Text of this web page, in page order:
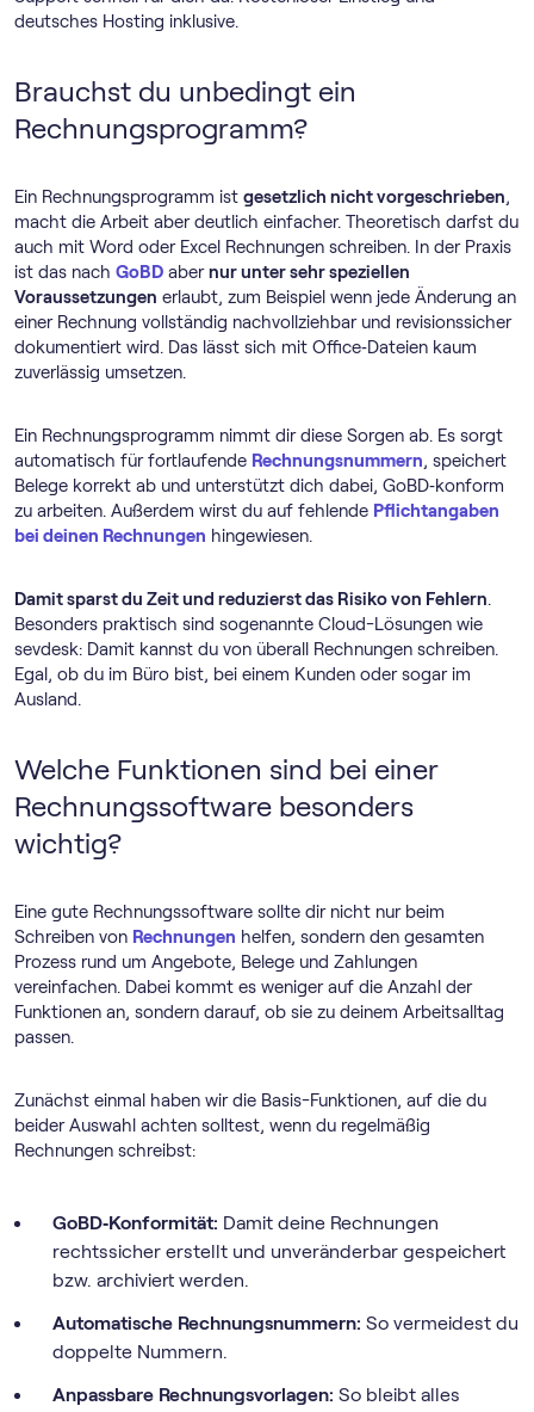
deutsches Hosting inklusive.
Brauchst du unbedingt ein
Rechnungs­programm?
Ein Rechnungs­programm ist gesetzlich nicht vorgeschrieben,
macht die Arbeit aber deutlich einfacher. Theoretisch darfst du
auch mit Word oder Excel Rechnungen schreiben. In der Praxis
ist das nach GoBD abernur unter sehr speziellen
Voraussetzungen erlaubt, zum Beispiel wenn jede Änderung an
einer Rechnung vollständig nachvollziehbar und revisionssicher
dokumentiert wird. Das lässt sich mit Office‑Dateien kaum
zuverlässig umsetzen.
Ein Rechnungs­programm nimmt dir diese Sorgen ab. Es sorgt
automatisch für fortlaufende Rechnungsnummern, speichert
Belege korrekt ab und unterstützt dich dabei, GoBD‑konform
zu arbeiten. Außerdem wirst du auf fehlende Pflichtangaben
bei deinen Rechnungen hingewiesen.
Damit sparst du Zeit und reduzierst das Risiko von Fehlern.
Besonders praktisch sind sogenannte Cloud-Lösungen wie
sevdesk: Damit kannst du von überall Rechnungen schreiben.
Egal, ob du im Büro bist, bei einem Kunden oder sogar im
Ausland.
Welche Funktionen sind bei einer
Rechnungssoftware besonders
wichtig?
Eine gute Rechnungssoftware sollte dir nicht nur beim
Schreiben von Rechnungen helfen, sondern den gesamten
Prozess rund um Angebote, Belege und Zahlungen
vereinfachen. Dabei kommt es weniger auf die Anzahl der
Funktionen an, sondern darauf, ob sie zu deinem Arbeitsalltag
passen.
Zunächst einmal haben wir die Basis-Funktionen, auf die du
beider Auswahl achten solltest, wenn du regelmäßig
Rechnungen schreibst:
GoBD‑Konformität: Damit deine Rechnungen
rechtssicher erstellt und unveränderbar gespeichert
bzw. archiviert werden.
Automatische Rechnungsnummern: So vermeidest du
doppelte Nummern.
Anpassbare Rechnungsvorlagen: So bleibt alles